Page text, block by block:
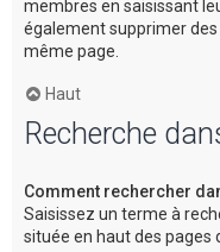
membres en saisissant
également supprimer
même page.
Haut
Recherche
Comment rechercher
Saisissez un terme à
située en haut des pages